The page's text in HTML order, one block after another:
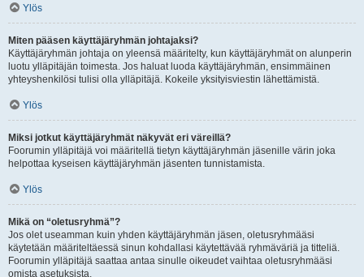
Ylös
Miten pääsen käyttäjäryhmän johtajaksi?
Käyttäjäryhmän johtaja on yleensä määritelty, kun käyttäjäryhmät on alunperin
luotu ylläpitäjän toimesta. Jos haluat luoda käyttäjäryhmän, ensimmäinen
yhteyshenkilösi tulisi olla ylläpitäjä. Kokeile yksityisviestin lähettämistä.
Ylös
Miksi jotkut käyttäjäryhmät näkyvät eri väreillä?
Foorumin ylläpitäjä voi määritellä tietyn käyttäjäryhmän jäsenille värin joka
helpottaa kyseisen käyttäjäryhmän jäsenten tunnistamista.
Ylös
Mikä on “oletusryhmä”?
Jos olet useamman kuin yhden käyttäjäryhmän jäsen, oletusryhmääsi
käytetään määriteltäessä sinun kohdallasi käytettävää ryhmäväriä ja titteliä.
Foorumin ylläpitäjä saattaa antaa sinulle oikeudet vaihtaa oletusryhmääsi
omista asetuksista.